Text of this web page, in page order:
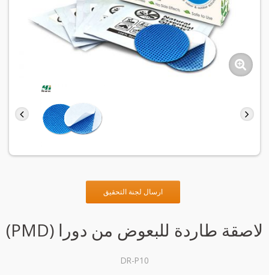
ارسال لجنة التحقيق
لاصقة طاردة للبعوض من دورا (PMD)
DR-P10